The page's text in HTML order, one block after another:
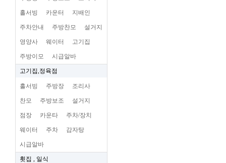
홀서빙 카운터 지배인
주차안내 주방찬모 설거지
영양사 웨이터 고기집
주방이모 시급알바
고기집,정육점
홀서빙 주방장 조리사
찬모 주방보조 설거지
점장 카운타 주차/장치
웨이터 주차 감자탕
시급알바
횟집 , 일식